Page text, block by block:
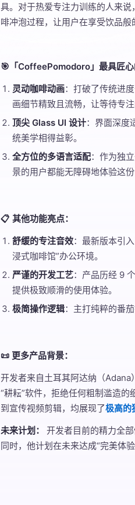
具。对于热爱专注力训练的人来
啡冲泡过程，让用户在享受饮品
🎯「CoffeePomodoro」最具匠心
灵动咖啡动画：打破了传统进
画细节精致且流畅，让等待专
顶尖 Glass UI 设计：界面深度
统美学相得益彰。
全方位的多语言适配：作为独
景的用户都能无障碍地体验这份
📋 其他功能亮点：
舒缓的专注音效：最新版本引
浸式咖啡馆”办公环境。
严谨的开发工艺：产品历经 9
提供极致顺滑的使用体验。
极简操作逻辑：主打纯粹的番
📜 更多产品背景：
开发者来自土耳其阿达纳（Adana
“耕耘”软件，拒绝任何粗制滥造
到宣传视频剪辑，均展现了极高的
未来计划：
开发者目前的精力全
同时，他计划在未来达成“完美体